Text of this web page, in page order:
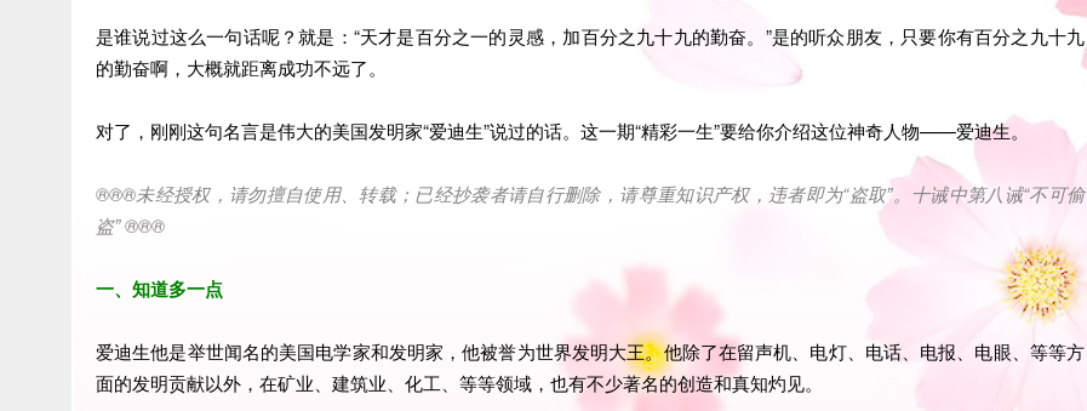
是谁说过这么一句话呢？就是：“天才是百分之一的灵感，加百分之九十九的勤奋。”是的听众朋友，只要你有百分之九十九
的勤奋啊，大概就距离成功不远了。
对了，刚刚这句名言是伟大的美国发明家“爱迪生”说过的话。这一期“精彩一生”要给你介绍这位神奇人物——爱迪生。
®®®未经授权，请勿擅自使用、转载；已经抄袭者请自行删除，请尊重知识产权，违者即为“盗取”。十诫中第八诫“不可偷
盗” ®®®
一、知道多一点
爱迪生他是举世闻名的美国电学家和发明家，他被誉为世界发明大王。他除了在留声机、电灯、电话、电报、电眼、等等方
面的发明贡献以外，在矿业、建筑业、化工、等等领域，也有不少著名的创造和真知灼见。